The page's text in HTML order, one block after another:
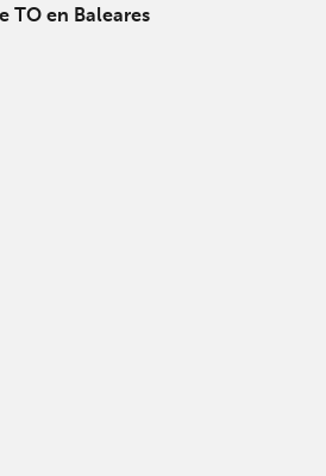
TO en Baleares